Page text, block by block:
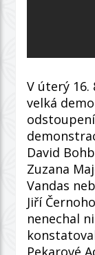
V úterý 16.
velká
David
Zuzana
Vandas
Jiří
nenechal
Pekarové